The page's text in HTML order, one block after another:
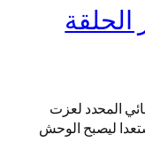
المحدد لعزت
ليصبح الوحش